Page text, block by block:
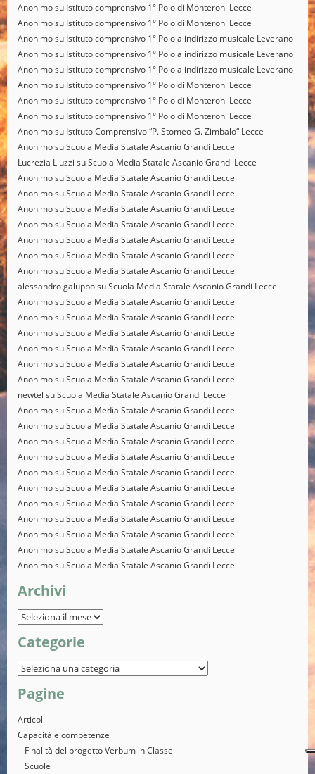
Anonimosu Istituto comprensivo 1° Polo di Monteroni Lecce
Anonimosu Istituto comprensivo 1° Polo di Monteroni Lecce
Anonimosu Istituto comprensivo 1° Polo a indirizzo musicale Leverano
Anonimosu Istituto comprensivo 1° Polo a indirizzo musicale Leverano
Anonimosu Istituto comprensivo 1° Polo a indirizzo musicale Leverano
Anonimosu Istituto comprensivo 1° Polo di Monteroni Lecce
Anonimosu Istituto comprensivo 1° Polo di Monteroni Lecce
Anonimosu Istituto comprensivo 1° Polo di Monteroni Lecce
Anonimosu Istituto Comprensivo “P. Stomeo-G. Zimbalo“ Lecce
AnonimosuScuola Media Statale Ascanio Grandi Lecce
Lucrezia Liuzzi suScuola Media Statale Ascanio Grandi Lecce
AnonimosuScuola Media Statale Ascanio Grandi Lecce
AnonimosuScuola Media Statale Ascanio Grandi Lecce
AnonimosuScuola Media Statale Ascanio Grandi Lecce
AnonimosuScuola Media Statale Ascanio Grandi Lecce
AnonimosuScuola Media Statale Ascanio Grandi Lecce
AnonimosuScuola Media Statale Ascanio Grandi Lecce
AnonimosuScuola Media Statale Ascanio Grandi Lecce
alessandro galupposuScuola Media Statale Ascanio Grandi Lecce
AnonimosuScuola Media Statale Ascanio Grandi Lecce
AnonimosuScuola Media Statale Ascanio Grandi Lecce
AnonimosuScuola Media Statale Ascanio Grandi Lecce
AnonimosuScuola Media Statale Ascanio Grandi Lecce
AnonimosuScuola Media Statale Ascanio Grandi Lecce
AnonimosuScuola Media Statale Ascanio Grandi Lecce
newtel suScuola Media Statale Ascanio Grandi Lecce
AnonimosuScuola Media Statale Ascanio Grandi Lecce
AnonimosuScuola Media Statale Ascanio Grandi Lecce
AnonimosuScuola Media Statale Ascanio Grandi Lecce
AnonimosuScuola Media Statale Ascanio Grandi Lecce
AnonimosuScuola Media Statale Ascanio Grandi Lecce
AnonimosuScuola Media Statale Ascanio Grandi Lecce
AnonimosuScuola Media Statale Ascanio Grandi Lecce
AnonimosuScuola Media Statale Ascanio Grandi Lecce
AnonimosuScuola Media Statale Ascanio Grandi Lecce
AnonimosuScuola Media Statale Ascanio Grandi Lecce
AnonimosuScuola Media Statale Ascanio Grandi Lecce
Archivi
Categorie
Pagine
Articoli
Capacità e competenze
Finalità del progetto Verbum in Classe
Scuole